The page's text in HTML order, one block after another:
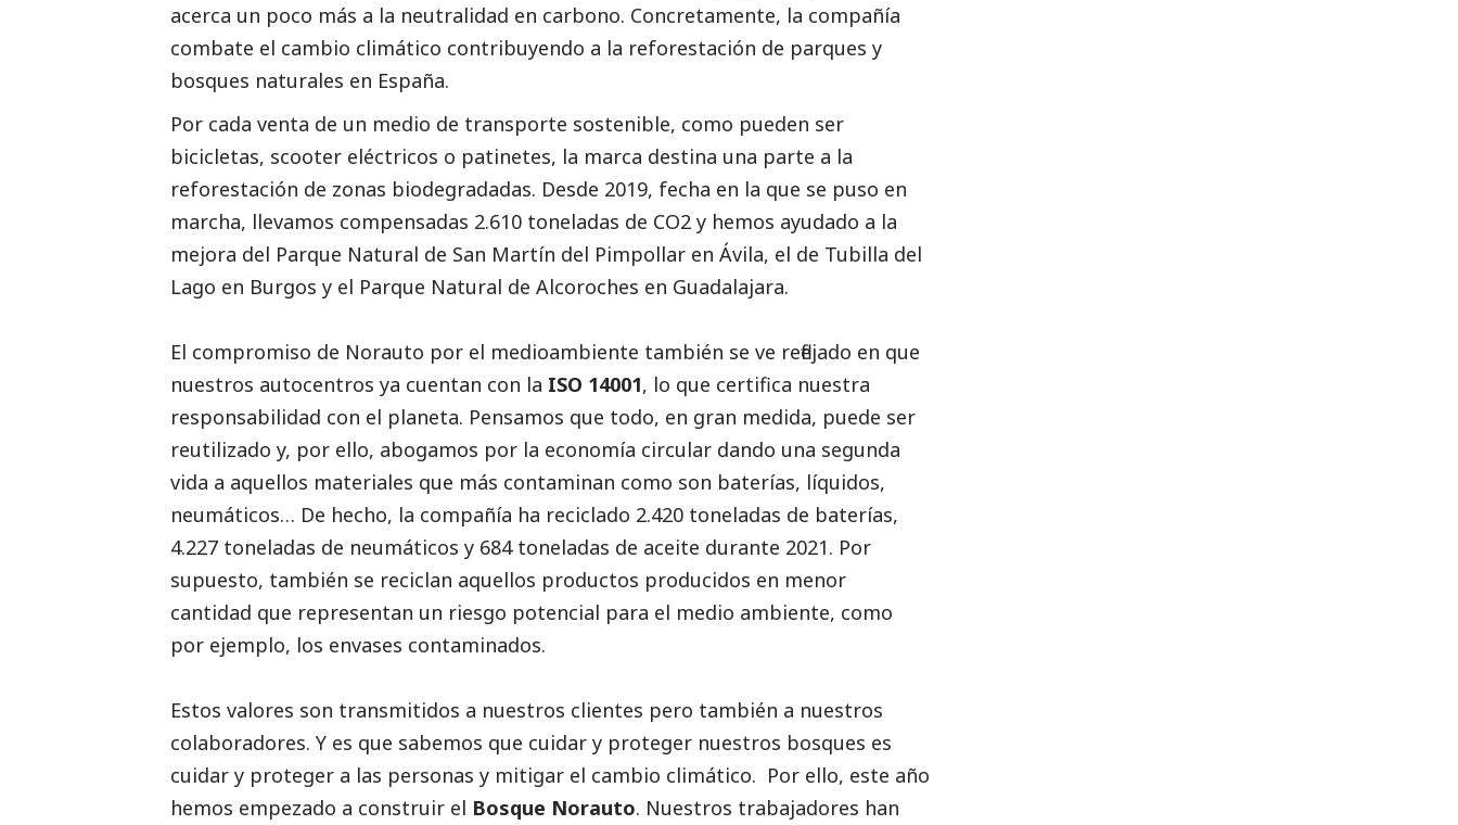
acerca un poco más a la neutralidad en carbono. Concretamente, la compañía
combate el cambio climático contribuyendo a la reforestación de parques y
bosques naturales en España.
Por cada venta de un medio de transporte sostenible, como pueden ser
bicicletas, scooter eléctricos o patinetes, la marca destina una parte a la
reforestación de zonas biodegradadas. Desde 2019, fecha en la que se puso en
marcha, llevamos compensadas 2.610 toneladas de CO2 y hemos ayudado a la
mejora del Parque Natural de San Martín del Pimpollar en Ávila, el de Tubilla del
Lago en Burgos y el Parque Natural de Alcoroches en Guadalajara.
El compromiso de Norauto por el medioambiente también se ve reflejado en que
nuestros autocentros ya cuentan con la ISO 14001, lo que certifica nuestra
responsabilidad con el planeta. Pensamos que todo, en gran medida, puede ser
reutilizado y, por ello, abogamos por la economía circular dando una segunda
vida a aquellos materiales que más contaminan como son baterías, líquidos,
neumáticos… De hecho, la compañía ha reciclado 2.420 toneladas de baterías,
4.227 toneladas de neumáticos y 684 toneladas de aceite durante 2021. Por
supuesto, también se reciclan aquellos productos producidos en menor
cantidad que representan un riesgo potencial para el medio ambiente, como
por ejemplo, los envases contaminados.
Estos valores son transmitidos a nuestros clientes pero también a nuestros
colaboradores. Y es que sabemos que cuidar y proteger nuestros bosques es
cuidar y proteger a las personas y mitigar el cambio climático. Por ello, este año
hemos empezado a construir el Bosque Norauto. Nuestros trabajadores han